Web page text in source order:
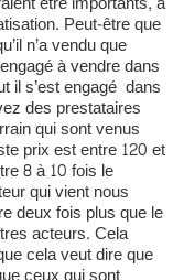
Peut-être que
n’a vendu que
à vendre dans
il s’est engagé dans
des prestataires
qui sont venus
prix est entre 120 et
8 à 10 fois le
qui vient nous
deux fois plus que le
acteurs. Cela
cela veut dire que